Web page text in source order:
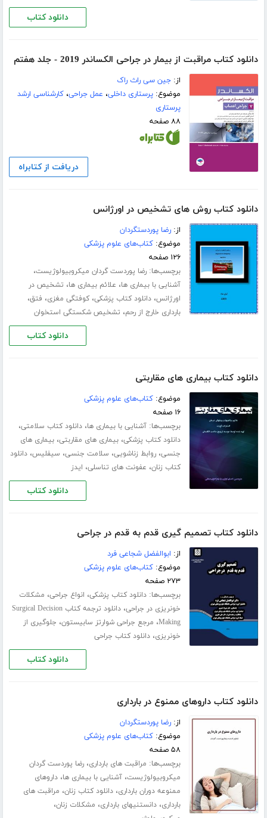
دانلود کتاب
دانلود کتاب مراقبت از بیمار در جراحی الکساندر 2019 - جلد هفتم
از:جین سی راث راک
موضوع:پرستاری داخلی، عمل جراحی،کارشناسی ارشد
پرستاری
۸۸ صفحه
دریافت از کتابراه
دانلود کتاب روش های تشخیص در اورژانس
از:رضا پوردستگردان
موضوع:کتاب‌های علوم پزشکی
۱۲۶ صفحه
برچسب‌ها:رضا پوردست گردان میکروبیولوژیست،
آشنایی با بیماری ها، علائم بیماری ها، تشخیص در
اورژانس،دانلود کتاب پزشکی،کوفتگی مغزی، فتق،
بارداری خارج از رحم، تشخیص شکستگی استخوان
دانلود کتاب
دانلود کتاب بیماری های مقاربتی
موضوع:کتاب‌های علوم پزشکی
۱۶ صفحه
برچسب‌ها:آشنایی با بیماری ها،دانلود کتاب سلامتی،
دانلود کتاب پزشکی،بیماری های مقاربتی،بیماری های
جنسی،روابط زناشویی، سلامت جنسی، سیفلیس،دانلود
کتاب زنان، عفونت های تناسلی، ایدز
دانلود کتاب
دانلود کتاب تصمیم گیری قدم به قدم در جراحی
از: ابوالفضل شجاعی فرد
موضوع:کتاب‌های علوم پزشکی
۲۷۳ صفحه
برچسب‌ها:دانلود کتاب پزشکی، انواع جراحی، مشکلات
خونریزی در جراحی،
دانلود ترجمه ﮐﺘﺎب Surgical Decision
Making، ﻣﺮﺟﻊ ﺟﺮاﺣﯽ ﺷﻮارﺗﺰ ﺳﺎﺑﯿﺴﺘﻮن، جلوگیری از
خونریزی،دانلود کتاب جراحی
دانلود کتاب
دانلود کتاب داروهای ممنوع در بارداری
از:رضا پوردستگردان
موضوع:کتاب‌های علوم پزشکی
۵۸ صفحه
برچسب‌ها: مراقبت های بارداری،رضا پوردست گردان
میکروبیولوژیست،آشنایی با بیماری ها،داروهای
ممنوعه دوران بارداری،دانلود کتاب زنان، مراقبت های
بارداری،دانستنیهای بارداری، مشکلات زنان،